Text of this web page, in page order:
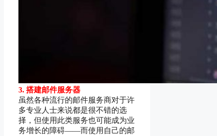
3. 搭建邮件服务器
虽然各种流行的邮件服务商对于许
多专业人士来说都是很不错的选
择，但使用此类服务​​也可能成为业
务增长的障碍——而使用自己的邮